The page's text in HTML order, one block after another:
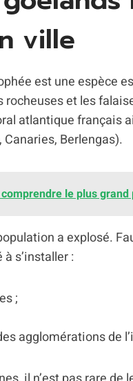
ville
est une espèce
rocheuses et les
atlantique français
Berlengas).
le plus
a explosé.
s’installer :
;
agglomérations de